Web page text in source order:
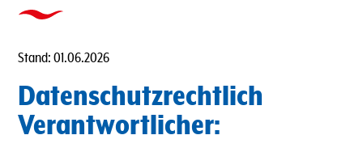
Stand: 01.06.2026
Datenschutzrechtlich
Verantwortlicher: